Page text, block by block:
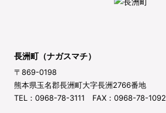
長洲町（ナガスマチ）
〒869-0198
熊本県玉名郡長洲町大字長洲2766番地
TEL：0968-78-3111 FAX：0968-78-1092